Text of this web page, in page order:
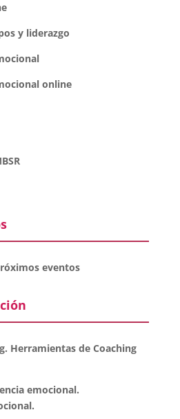
y liderazgo
online
eventos
Herramientas de Coaching
emocional.